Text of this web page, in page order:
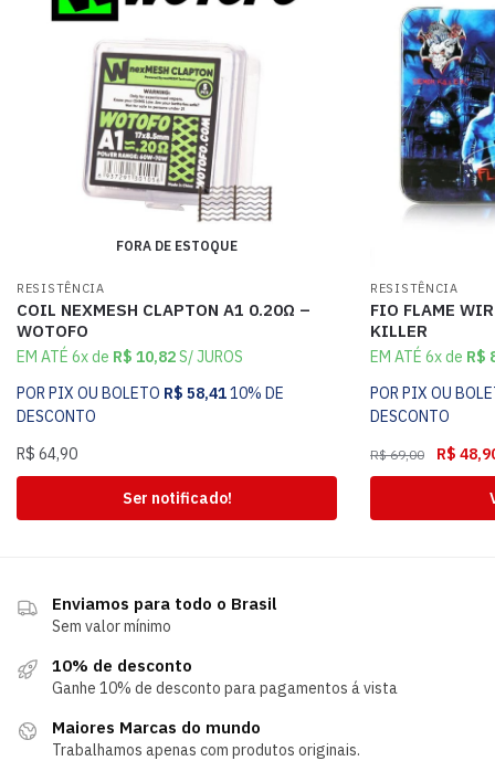
FORA DE ESTOQUE
RESISTÊNCIA
COIL NEXMESH CLAPTON A1 0.20Ω –
WOTOFO
EM ATÉ 6x de R$ 10,82S/ JUROS
POR PIX OU BOLETO R$ 58,4110% DE
DESCONTO
R$ 64,90
Ser notificado!
RESISTÊNCIA
FIO FLAME
KILLER
EM ATÉ 6x de R$
POR PIX OU
DESCONTO
R$69,00 R$
Enviamos para todo o Brasil
Sem valor mínimo
10% de desconto
Ganhe 10% de desconto para pagamentos á vista
Maiores Marcas do mundo
Trabalhamos apenas com produtos originais.